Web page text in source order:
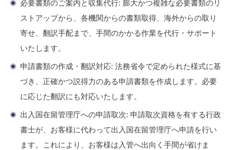
必要書類のご案内と収集代行: 膨大かつ複雑な必要書類のリ
ストアップから、各機関からの書類取得、海外からの取り
寄せ、翻訳手配まで、手間のかかる作業を代行・サポート
いたします。
申請書類の作成・翻訳対応: 法務省令で定められた様式に基
づき、正確かつ説得力のある申請書類を作成します。必要
に応じた翻訳にも対応いたします。
出入国在留管理庁への申請取次: 申請取次資格を有する行政
書士が、お客様に代わって出入国在留管理庁へ申請を行い
ます。これにより、お客様は入管へ出向く手間が省けま